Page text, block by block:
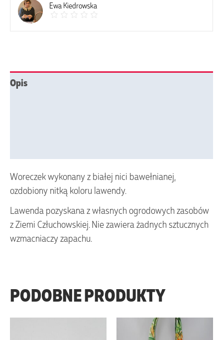
Ewa Kiedrowska
Opis
Woreczek wykonany z białej nici bawełnianej,
ozdobiony nitką koloru lawendy.
Lawenda pozyskana z własnych ogrodowych zasobów
z Ziemi Człuchowskiej. Nie zawiera żadnych sztucznych
wzmacniaczy zapachu.
PODOBNE PRODUKTY